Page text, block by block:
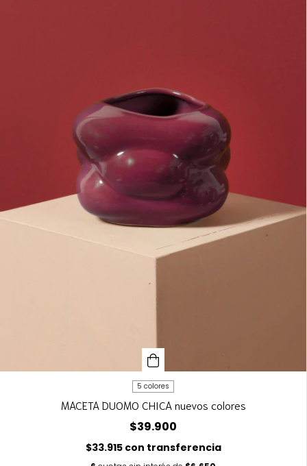
5 colores
MACETA DUOMO CHICA nuevos colores
$39.900
$33.915 con transferencia